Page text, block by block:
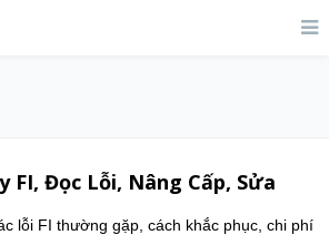
FI, Đọc Lỗi, Nâng Cấp, Sửa
lỗi FI thường gặp, cách khắc phục, chi phí